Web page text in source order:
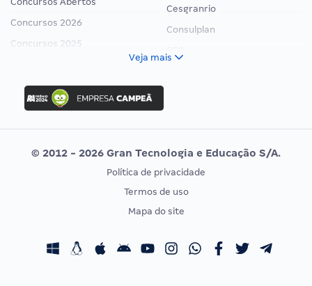
Concursos 2026
Concursos 2025
Concurso Ibama
Concurso MPU
Editais publicados
Cesgranrio
Consulplan
Vunesp
CONCURSOS POR PROFISSÃO
Concursos Fiscais
EXAME DE ORDEM
Calendário OAB
Veja mais
© 2012 - 2026 Gran Tecnologia e Educação S/A.
Política de privacidade
Termos de uso
Mapa do site